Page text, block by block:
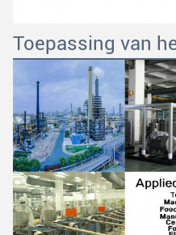
Toepassing van